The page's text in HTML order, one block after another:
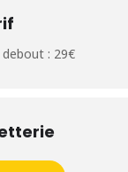
debout : 29€